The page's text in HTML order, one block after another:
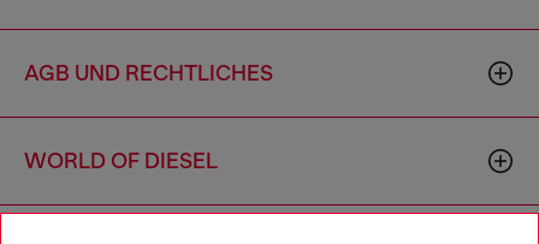
AGB UND RECHTLICHES
WORLD OF DIESEL